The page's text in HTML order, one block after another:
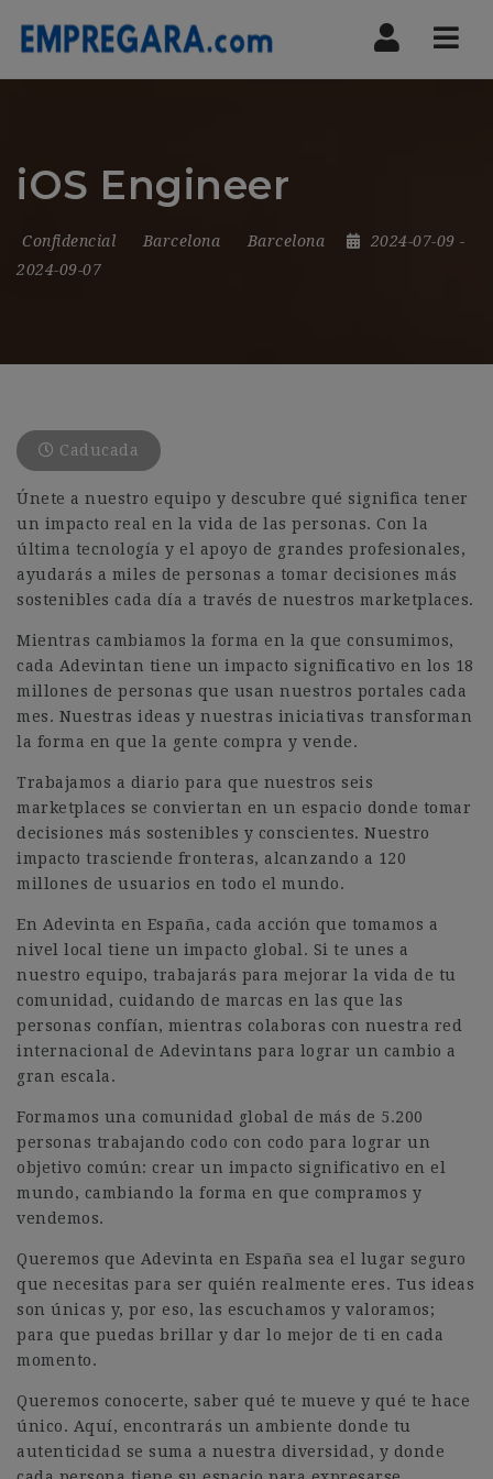
iOS Engineer
Confidencial Barcelona Barcelona 2024-07-09 -
2024-09-07
Caducada
Únete a nuestro equipo y descubre qué significa tener
un impacto real en la vida de las personas. Con la
última tecnología y el apoyo de grandes profesionales,
ayudarás a miles de personas a tomar decisiones más
sostenibles cada día a través de nuestros marketplaces.
Mientras cambiamos la forma en la que consumimos,
cada Adevintan tiene un impacto significativo en los 18
millones de personas que usan nuestros portales cada
mes. Nuestras ideas y nuestras iniciativas transforman
la forma en que la gente compra y vende.
Trabajamos a diario para que nuestros seis
marketplaces se conviertan en un espacio donde tomar
decisiones más sostenibles y conscientes. Nuestro
impacto trasciende fronteras, alcanzando a 120
millones de usuarios en todo el mundo.
En Adevinta en España, cada acción que tomamos a
nivel local tiene un impacto global. Si te unes a
nuestro equipo, trabajarás para mejorar la vida de tu
comunidad, cuidando de marcas en las que las
personas confían, mientras colaboras con nuestra red
internacional de Adevintans para lograr un cambio a
gran escala.
Formamos una comunidad global de más de 5.200
personas trabajando codo con codo para lograr un
objetivo común: crear un impacto significativo en el
mundo, cambiando la forma en que compramos y
vendemos.
Queremos que Adevinta en España sea el lugar seguro
que necesitas para ser quién realmente eres. Tus ideas
son únicas y, por eso, las escuchamos y valoramos;
para que puedas brillar y dar lo mejor de ti en cada
momento.
Queremos conocerte, saber qué te mueve y qué te hace
único. Aquí, encontrarás un ambiente donde tu
autenticidad se suma a nuestra diversidad, y donde